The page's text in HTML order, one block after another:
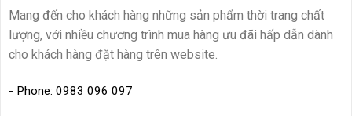
Mang đến cho khách hàng những sản phẩm thời trang chất
lượng, với nhiều chương trình mua hàng ưu đãi hấp dẫn dành
cho khách hàng đặt hàng trên website.
- Phone: 0983 096 097